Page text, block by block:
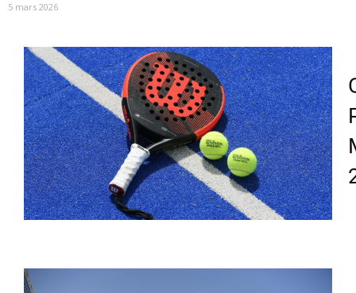
5 mars 2026